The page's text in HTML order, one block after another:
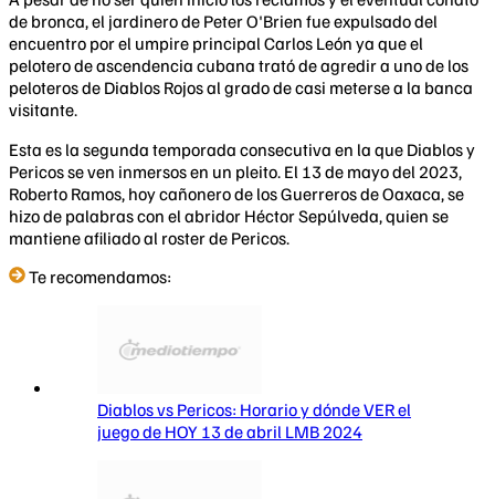
de bronca, el jardinero de Peter O'Brien fue expulsado del
encuentro por el umpire principal Carlos León ya que el
pelotero de ascendencia cubana trató de agredir a uno de los
peloteros de Diablos Rojos al grado de casi meterse a la banca
visitante.
Esta es la segunda temporada consecutiva en la que Diablos y
Pericos se ven inmersos en un pleito. El 13 de mayo del 2023,
Roberto Ramos, hoy cañonero de los Guerreros de Oaxaca, se
hizo de palabras con el abridor Héctor Sepúlveda, quien se
mantiene afiliado al roster de Pericos.
Te recomendamos:
Diablos vs Pericos: Horario y dónde VER el
juego de HOY 13 de abril LMB 2024